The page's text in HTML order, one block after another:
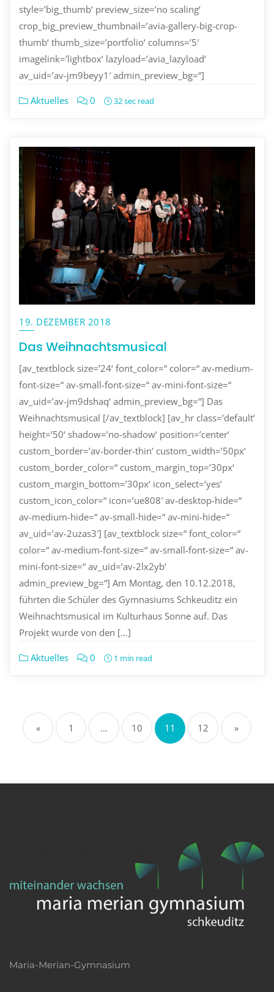
style=’big_thumb‘ preview_size=’no scaling‘
crop_big_preview_thumbnail=’avia-gallery-big-crop-
thumb‘ thumb_size=’portfolio‘ columns=’5′
imagelink=’lightbox‘ lazyload=’avia_lazyload‘
av_uid=’av-jm9beyy1′ admin_preview_bg=“]
Aktuelles 0 32 sec read
19. DEZEMBER 2018
Das Weihnachtsmusical
[av_textblock size=’24‘ font_color=“ color=“ av-medium-
font-size=“ av-small-font-size=“ av-mini-font-size=“
av_uid=’av-jm9dshaq‘ admin_preview_bg=“] Das
Weihnachtsmusical [/av_textblock] [av_hr class=’default‘
height=’50‘ shadow=’no-shadow‘ position=’center‘
custom_border=’av-border-thin‘ custom_width=’50px‘
custom_border_color=“ custom_margin_top=’30px‘
custom_margin_bottom=’30px‘ icon_select=’yes‘
custom_icon_color=“ icon=’ue808′ av-desktop-hide=“
av-medium-hide=“ av-small-hide=“ av-mini-hide=“
av_uid=’av-2uzas3′] [av_textblock size=“ font_color=“
color=“ av-medium-font-size=“ av-small-font-size=“ av-
mini-font-size=“ av_uid=’av-2lx2yb‘
admin_preview_bg=“] Am Montag, den 10.12.2018,
führten die Schüler des Gymnasiums Schkeuditz ein
Weihnachtsmusical im Kulturhaus Sonne auf. Das
Projekt wurde von den […]
Aktuelles 0 1 min read
Seitennummerierung
der
« 1 … 10 11 12 »
Maria-Merian-Gymnasium